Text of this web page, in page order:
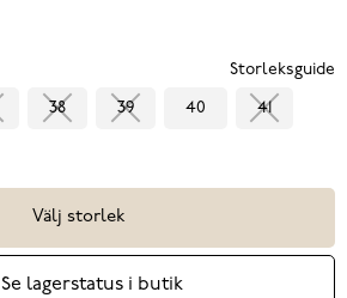
price
Storleksguide
38 39 40 41
Välj storlek
Se lagerstatus i butik